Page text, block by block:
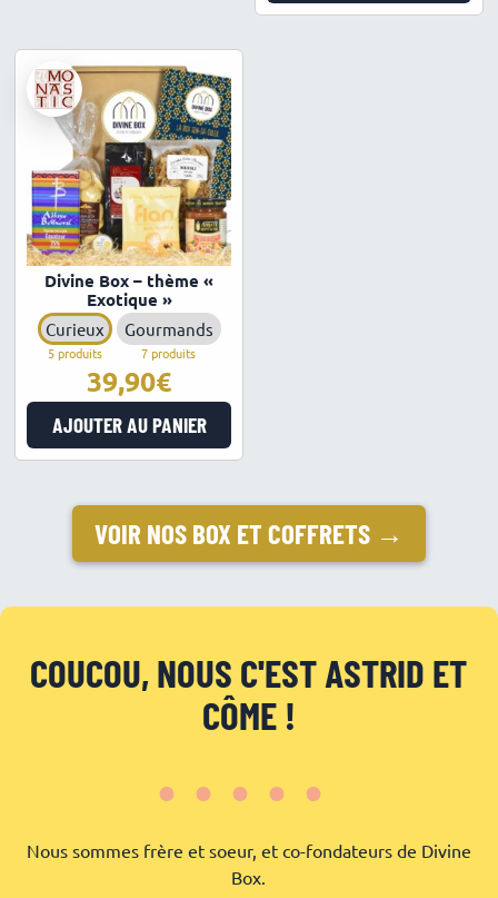
Divine Box – thème «
Exotique »
Curieux
5 produits
Gourmands
7 produits
39,90€
AJOUTER AU PANIER
VOIR NOS BOX ET COFFRETS →
COUCOU, NOUS C'EST ASTRID ET
CÔME !
•••••
Nous sommes frère et soeur, et co-fondateurs de Divine
Box.